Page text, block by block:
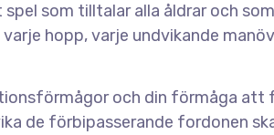
som tilltalar alla åldrar och som
hopp, varje undvikande
och din förmåga att
de förbipasserande fordonen